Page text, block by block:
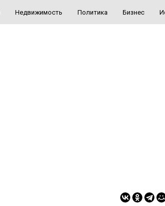
Недвижимость Политика Бизнес